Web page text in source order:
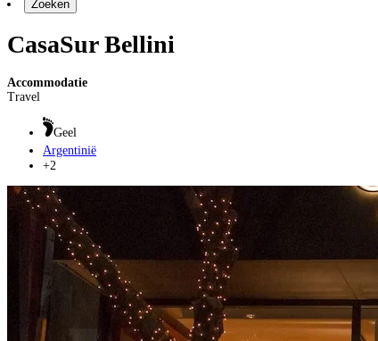
Zoeken
CasaSur Bellini
Accommodatie
Travel
Geel
Argentinië
+2